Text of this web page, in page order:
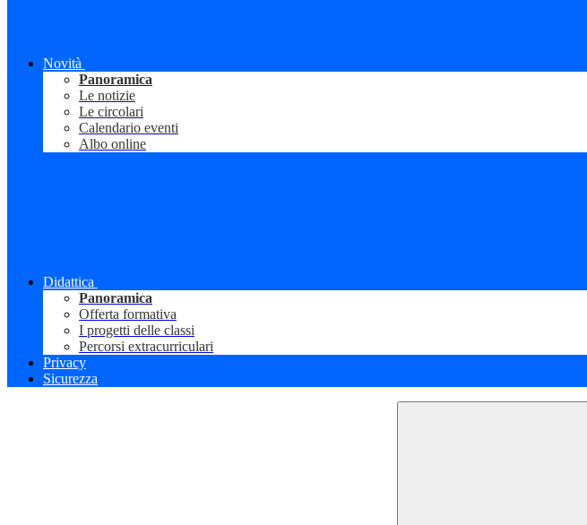
Novità
Panoramica
Le notizie
Le circolari
Calendario eventi
Albo online
Didattica
Panoramica
Offerta formativa
I progetti delle classi
Percorsi extracurriculari
Privacy
Sicurezza